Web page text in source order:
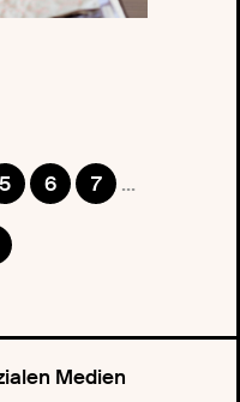
5 6 7 ...
Medien